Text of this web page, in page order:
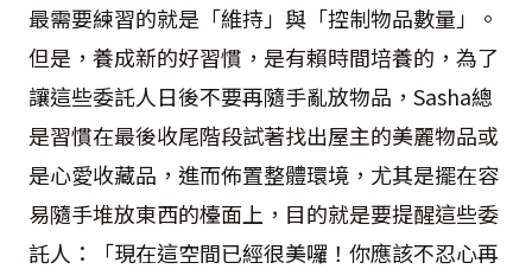
最需要練習的就是「維持」與「控制物品數量」。
但是，養成新的好習慣，是有賴時間培養的，為了
讓這些委託人日後不要再隨手亂放物品，Sasha總
是習慣在最後收尾階段試著找出屋主的美麗物品或
是心愛收藏品，進而佈置整體環境，尤其是擺在容
易隨手堆放東西的檯面上，目的就是要提醒這些委
託人：「現在這空間已經很美囉！你應該不忍心再